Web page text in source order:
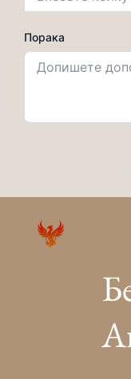
Порака